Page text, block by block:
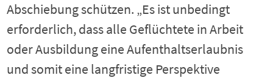
Abschiebung schützen. „Es ist unbedingt
erforderlich, dass alle Geflüchtete in Arbeit
oder Ausbildung eine Aufenthaltserlaubnis
und somit eine langfristige Perspektive